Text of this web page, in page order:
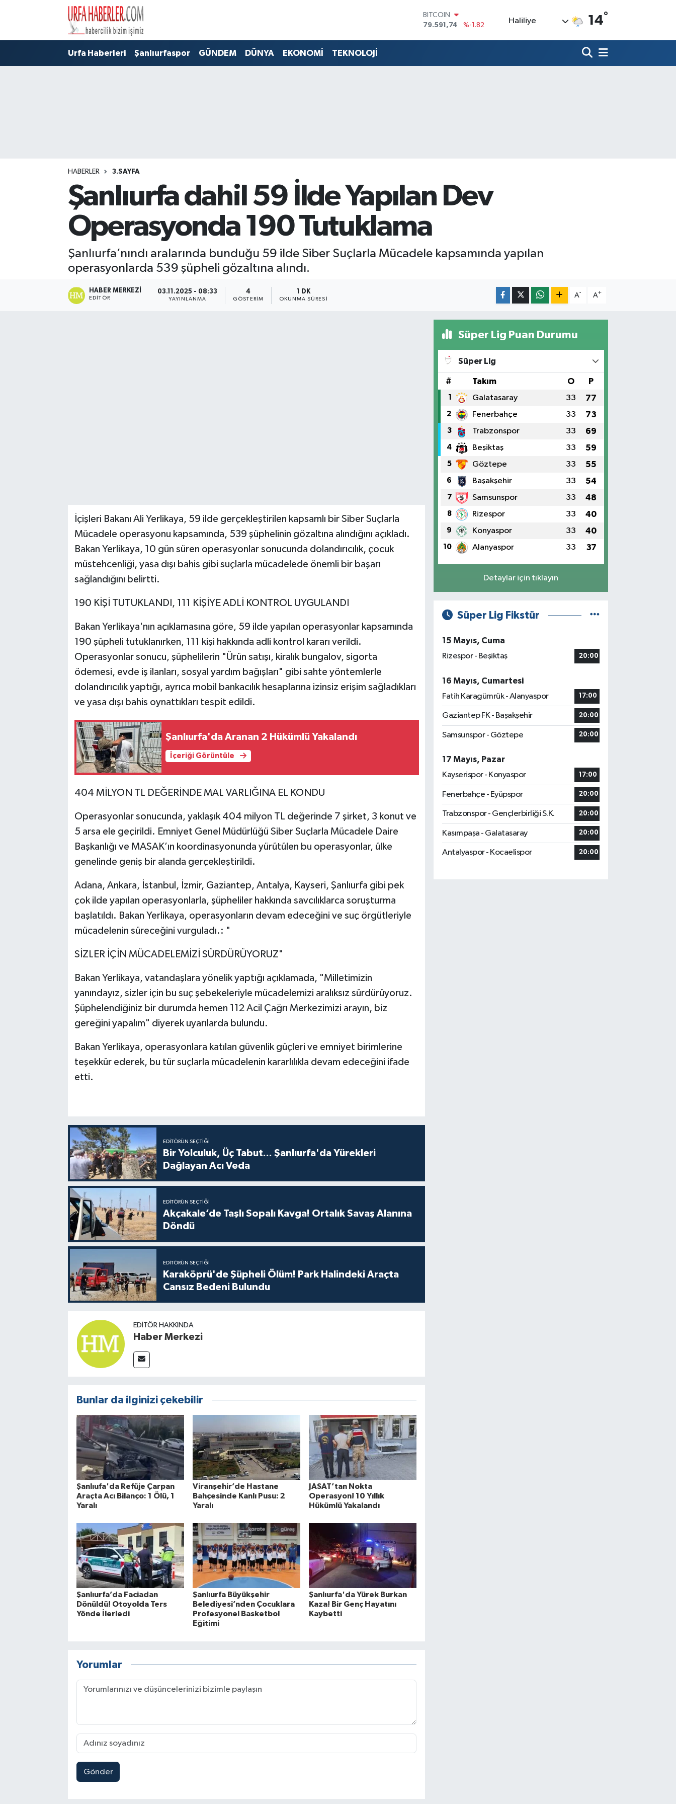
DOLAR
45,43620
%0.02
61,60380
%0.18
Haliliye 14°
Urfa Haberleri Şanlıurfaspor GÜNDEM DÜNYA EKONOMİ TEKNOLOJİ
HABERLER 3.SAYFA
Şanlıurfa dahil 59 İlde Yapılan Dev
Operasyonda 190 Tutuklama
Şanlıurfa’nındı aralarında bunduğu 59 ilde Siber Suçlarla Mücadele kapsamında yapılan
operasyonlarda 539 şüpheli gözaltına alındı.
HABER MERKEZI
EDITÖR
03.11.2025 - 08:33
YAYINLANMA
4
GÖSTERIM
1 DK
OKUNMA SÜRESI
A- A+
İçişleri Bakanı Ali Yerlikaya, 59 ilde gerçekleştirilen kapsamlı bir Siber Suçlarla
Mücadele operasyonu kapsamında, 539 şüphelinin gözaltına alındığını açıkladı.
Bakan Yerlikaya, 10 gün süren operasyonlar sonucunda dolandırıcılık, çocuk
müstehcenliği, yasa dışı bahis gibi suçlarla mücadelede önemli bir başarı
sağlandığını belirtti.
190 KİŞİ TUTUKLANDI, 111 KİŞİYE ADLİ KONTROL UYGULANDI
Bakan Yerlikaya'nın açıklamasına göre, 59 ilde yapılan operasyonlar kapsamında
190 şüpheli tutuklanırken, 111 kişi hakkında adli kontrol kararı verildi.
Operasyonlar sonucu, şüphelilerin "Ürün satışı, kiralık bungalov, sigorta
ödemesi, evde iş ilanları, sosyal yardım bağışları" gibi sahte yöntemlerle
dolandırıcılık yaptığı, ayrıca mobil bankacılık hesaplarına izinsiz erişim sağladıkları
ve yasa dışı bahis oynattıkları tespit edildi.
Şanlıurfa'da Aranan 2 Hükümlü Yakalandı
İçeriği Görüntüle
404 MİLYON TL DEĞERİNDE MAL VARLIĞINA EL KONDU
Operasyonlar sonucunda, yaklaşık 404 milyon TL değerinde 7 şirket, 3 konut ve
5 arsa ele geçirildi. Emniyet Genel Müdürlüğü Siber Suçlarla Mücadele Daire
Başkanlığı ve MASAK’ın koordinasyonunda yürütülen bu operasyonlar, ülke
genelinde geniş bir alanda gerçekleştirildi.
Adana, Ankara, İstanbul, İzmir, Gaziantep, Antalya, Kayseri, Şanlıurfa gibi pek
çok ilde yapılan operasyonlarla, şüpheliler hakkında savcılıklarca soruşturma
başlatıldı. Bakan Yerlikaya, operasyonların devam edeceğini ve suç örgütleriyle
mücadelenin süreceğini vurguladı.: "
SİZLER İÇİN MÜCADELEMİZİ SÜRDÜRÜYORUZ"
Bakan Yerlikaya, vatandaşlara yönelik yaptığı açıklamada, "Milletimizin
yanındayız, sizler için bu suç şebekeleriyle mücadelemizi aralıksız sürdürüyoruz.
Şüphelendiğiniz bir durumda hemen 112 Acil Çağrı Merkezimizi arayın, biz
gereğini yapalım" diyerek uyarılarda bulundu.
Bakan Yerlikaya, operasyonlara katılan güvenlik güçleri ve emniyet birimlerine
teşekkür ederek, bu tür suçlarla mücadelenin kararlılıkla devam edeceğini ifade
etti.
EDITÖRÜN SEÇTIĞI
Bir Yolculuk, Üç Tabut... Şanlıurfa'da Yürekleri
Dağlayan Acı Veda
EDITÖRÜN SEÇTIĞI
Akçakale’de Taşlı Sopalı Kavga! Ortalık Savaş Alanına
Döndü
EDITÖRÜN SEÇTIĞI
Karaköprü'de Şüpheli Ölüm! Park Halindeki Araçta
Cansız Bedeni Bulundu
EDITÖR HAKKINDA
Haber Merkezi
Bunlar da ilginizi çekebilir
Şanlıufa'da Refüje Çarpan
Araçta Acı Bilanço: 1 Ölü, 1
Yaralı
Viranşehir’de Hastane
Bahçesinde Kanlı Pusu: 2
Yaralı
JASAT’tan Nokta
Operasyon! 10 Yıllık
Hükümlü Yakalandı
Şanlıurfa’da Faciadan
Dönüldü! Otoyolda Ters
Yönde İlerledi
Şanlıurfa Büyükşehir
Belediyesi’nden Çocuklara
Profesyonel Basketbol
Eğitimi
Şanlıurfa'da Yürek Burkan
Kaza! Bir Genç Hayatını
Kaybetti
Yorumlar
Gönder
Süper Lig Puan Durumu
Süper Lig
# Takım O P
1 Galatasaray 33 77
2 Fenerbahçe 33 73
3 Trabzonspor 33 69
4 Beşiktaş 33 59
5 Göztepe 33 55
6 Başakşehir 33 54
7 Samsunspor 33 48
8 Rizespor 33 40
9 Konyaspor 33 40
10 Alanyaspor 33 37
Detaylar için tıklayın
Süper Lig Fikstür
15 Mayıs, Cuma
Rizespor - Beşiktaş
20:00
16 Mayıs, Cumartesi
Fatih Karagümrük - Alanyaspor
17:00
Gaziantep FK - Başakşehir 20:00
Samsunspor - Göztepe 20:00
17 Mayıs, Pazar
Kayserispor - Konyaspor
17:00
Fenerbahçe - Eyüpspor 20:00
Trabzonspor - Gençlerbirliği S.K. 20:00
Kasımpaşa - Galatasaray 20:00
Antalyaspor - Kocaelispor 20:00
Şanlıurfa Nöbetçi Eczaneler
Son Dakika Haberleri
Haber Arşivi